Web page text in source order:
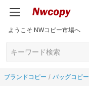
ようこそ NWコピー市場へ
ブランドコピー バッグコピー